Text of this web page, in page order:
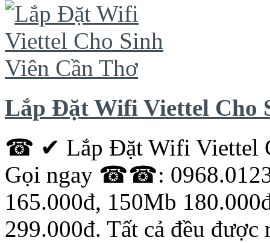
Lắp Đặt Wifi Viettel Cho
☎ ✔ Lắp Đặt Wifi Viettel
Gọi ngay ☎☎:
165.000đ, 150Mb
299.000đ. Tất cả đều